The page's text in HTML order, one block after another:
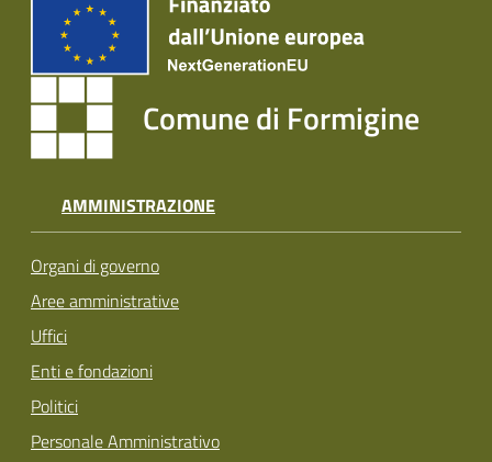
Comune di Formigine
AMMINISTRAZIONE
Organi di governo
Aree amministrative
Uffici
Enti e fondazioni
Politici
Personale Amministrativo